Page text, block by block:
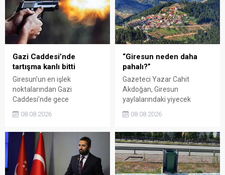
Kadın El Emeği Pazarı'nın
süresi de 16 Ağustos'a
kadar uzatıldı.
emeğinin karşılığını
alamadığını savunarak,
Giresun milletvekillerini
sessiz kalmakla suçladı.
Gazi Caddesi’nde
tartışma kanlı bitti
Giresun’un en işlek
noktalarından Gazi
Caddesi’nde gece
saatlerinde çıkan silahlı
kavgada A.E. ayağından
bölgede kısa süreli panik
yaşanırken polis geniş çaplı
soruşturma başlattı.
08.08.2026
“Giresun neden daha
pahalı?”
Gazeteci Yazar Cahit
Akdoğan, Giresun
yaylalarındaki yiyecek
fiyatlarının çevre illere göre
belirgin biçimde yüksek
Valiliği, Tarım ve Orman İl
Müdürlüğü ile ilgili kurumları
denetime çağırdı. Akdoğan,
yüzde 50’ye ulaşan fiyat
08.08.2026